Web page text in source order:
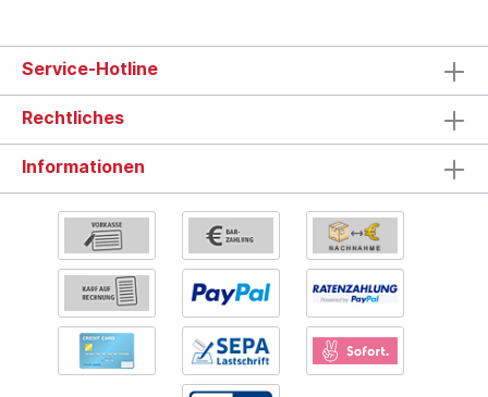
Service-Hotline
Rechtliches
Informationen